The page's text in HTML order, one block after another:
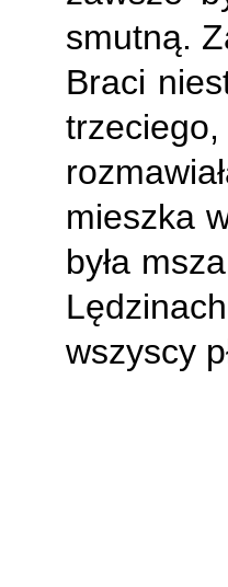
smutną.
Braci
mieszka
była
wszyscy